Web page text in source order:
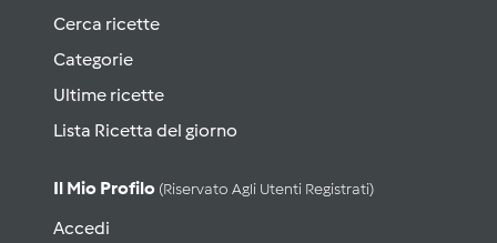
Cerca ricette
Categorie
Ultime ricette
Lista Ricetta del giorno
Il Mio Profilo (riservato Agli Utenti Registrati)
Accedi